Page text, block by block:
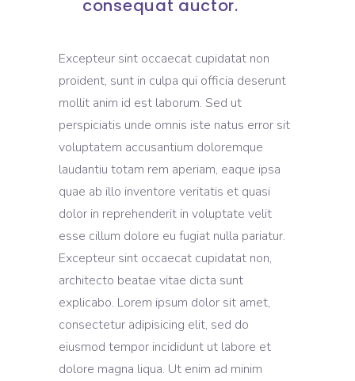
consequat auctor.
Excepteur sint occaecat cupidatat non
proident, sunt in culpa qui officia deserunt
mollit anim id est laborum. Sed ut
perspiciatis unde omnis iste natus error sit
voluptatem accusantium doloremque
laudantiu totam rem aperiam, eaque ipsa
quae ab illo inventore veritatis et quasi
dolor in reprehenderit in voluptate velit
esse cillum dolore eu fugiat nulla pariatur.
Excepteur sint occaecat cupidatat non,
architecto beatae vitae dicta sunt
explicabo. Lorem ipsum dolor sit amet,
consectetur adipisicing elit, sed do
eiusmod tempor incididunt ut labore et
dolore magna liqua. Ut enim ad minim